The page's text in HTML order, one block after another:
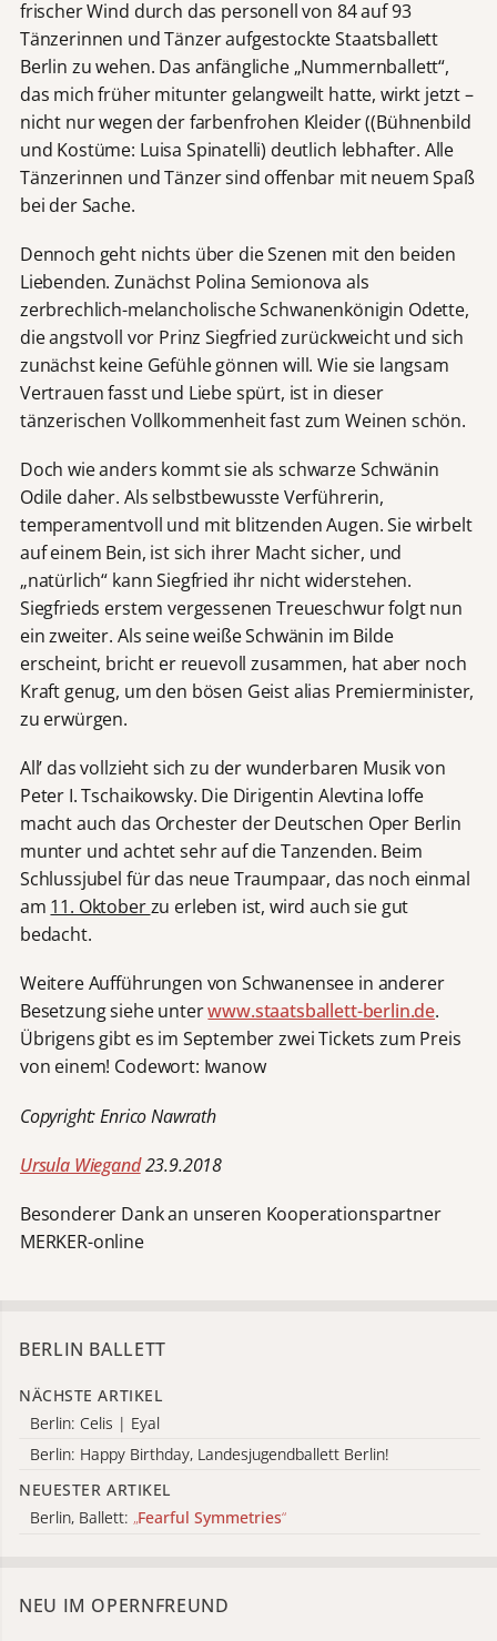
frischer Wind durch das personell von 84 auf 93
Tänzerinnen und Tänzer aufgestockte Staatsballett
Berlin zu wehen. Das anfängliche „Nummernballett“,
das mich früher mitunter gelangweilt hatte, wirkt jetzt –
nicht nur wegen der farbenfrohen Kleider ((Bühnenbild
und Kostüme: Luisa Spinatelli) deutlich lebhafter. Alle
Tänzerinnen und Tänzer sind offenbar mit neuem Spaß
bei der Sache.
Dennoch geht nichts über die Szenen mit den beiden
Liebenden. Zunächst Polina Semionova als
zerbrechlich-melancholische Schwanenkönigin Odette,
die angstvoll vor Prinz Siegfried zurückweicht und sich
zunächst keine Gefühle gönnen will. Wie sie langsam
Vertrauen fasst und Liebe spürt, ist in dieser
tänzerischen Vollkommenheit fast zum Weinen schön.
Doch wie anders kommt sie als schwarze Schwänin
Odile daher. Als selbstbewusste Verführerin,
temperamentvoll und mit blitzenden Augen. Sie wirbelt
auf einem Bein, ist sich ihrer Macht sicher, und
„natürlich“ kann Siegfried ihr nicht widerstehen.
Siegfrieds erstem vergessenen Treueschwur folgt nun
ein zweiter. Als seine weiße Schwänin im Bilde
erscheint, bricht er reuevoll zusammen, hat aber noch
Kraft genug, um den bösen Geist alias Premierminister,
zu erwürgen.
All’ das vollzieht sich zu der wunderbaren Musik von
Peter I. Tschaikowsky. Die Dirigentin Alevtina Ioffe
macht auch das Orchester der Deutschen Oper Berlin
munter und achtet sehr auf die Tanzenden. Beim
Schlussjubel für das neue Traumpaar, das noch einmal
am 11. Oktoberzu erleben ist, wird auch sie gut
bedacht.
Weitere Aufführungen von Schwanensee in anderer
Besetzung siehe unterwww.staatsballett-berlin.de.
Übrigens gibt es im September zwei Tickets zum Preis
von einem! Codewort: Iwanow
Copyright: Enrico Nawrath
Ursula Wiegand23.9.2018
Besonderer Dank an unseren Kooperationspartner
MERKER-online
BERLIN BALLETT
NÄCHSTE ARTIKEL
Berlin: Celis | Eyal
Berlin: Happy Birthday, Landesjugendballett Berlin!
NEUESTER ARTIKEL
Berlin, Ballett: „Fearful Symmetries“
NEU IM OPERNFREUND